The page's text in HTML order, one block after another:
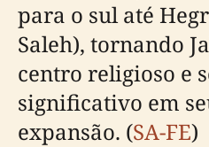
para o sul até
Saleh), tornando
centro religioso e
significativo em
expansão. (SA-FE)